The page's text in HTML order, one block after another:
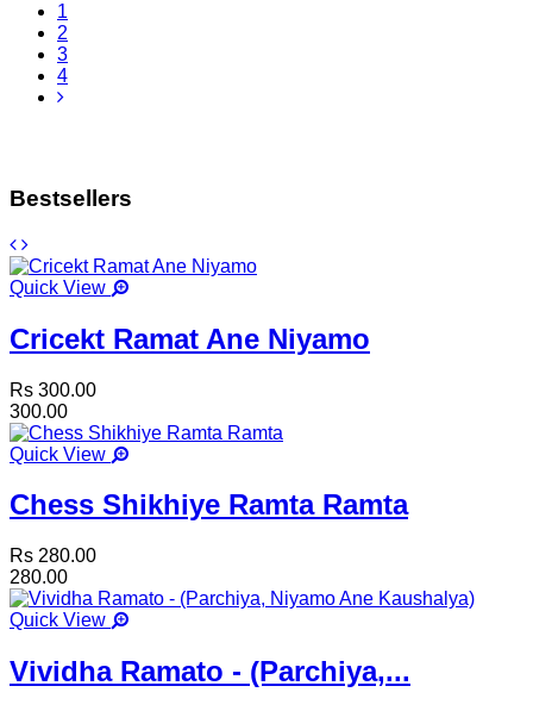
1
2
3
4
Bestsellers
Quick View
Cricekt Ramat Ane Niyamo
Rs 300.00
300.00
Quick View
Chess Shikhiye Ramta Ramta
Rs 280.00
280.00
Quick View
Vividha Ramato - (Parchiya,...